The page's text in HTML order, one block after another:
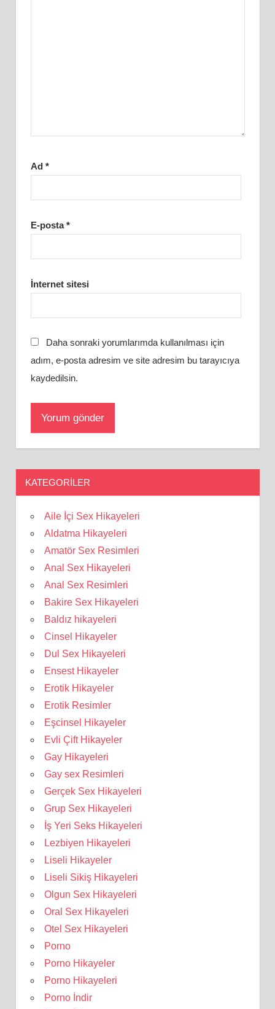
Ad *
E-posta*
İnternet sitesi
Daha sonraki yorumlarımda kullanılması için
adım, e-posta adresim ve site adresim bu tarayıcıya
kaydedilsin.
KATEGORILER
Aile İçi Sex Hikayeleri
Aldatma Hikayeleri
Amatör Sex Resimleri
Anal Sex Hikayeleri
Anal Sex Resimleri
Bakire Sex Hikayeleri
Baldız hikayeleri
Cinsel Hikayeler
Dul Sex Hikayeleri
Ensest Hikayeler
Erotik Hikayeler
Erotik Resimler
Eşcinsel Hikayeler
Evli Çift Hikayeler
Gay Hikayeleri
Gay sex Resimleri
Gerçek Sex Hikayeleri
Grup Sex Hikayeleri
İş Yeri Seks Hikayeleri
Lezbiyen Hikayeleri
Liseli Hikayeler
Liseli Sikiş Hikayeleri
Olgun Sex Hikayeleri
Oral Sex Hikayeleri
Otel Sex Hikayeleri
Porno
Porno Hikayeler
Porno Hikayeleri
Porno İndir